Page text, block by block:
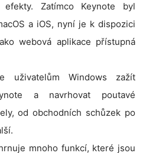
efekty. Zatímco Keynote byl
a iOS, nyní je k dispozici
webová aplikace přístupná
uživatelům Windows zažít
a navrhovat poutavé
od obchodních schůzek po
mnoho funkcí, které jsou